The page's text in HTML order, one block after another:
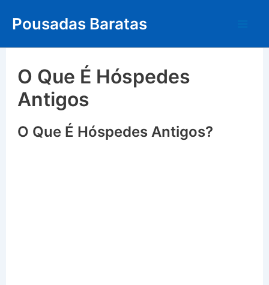
content
Pousadas Baratas
O Que É Hóspedes
Antigos
O Que É Hóspedes Antigos?